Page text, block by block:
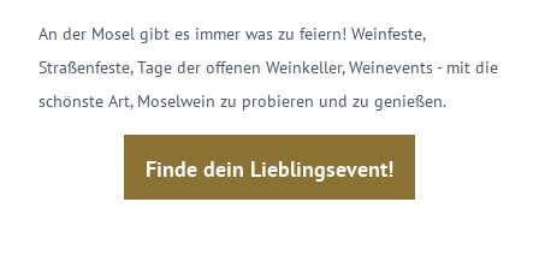
An der Mosel gibt es immer was zu feiern! Weinfeste,
Straßenfeste, Tage der offenen Weinkeller, Weinevents - mit die
schönste Art, Moselwein zu probieren und zu genießen.
Finde dein Lieblingsevent!